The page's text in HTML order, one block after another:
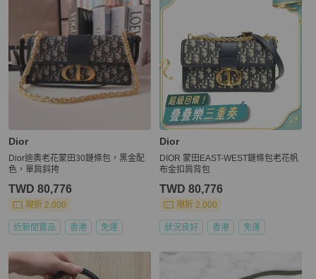
Dior
Dior迪奧老花蒙田30鏈條包，黑金配
色，單肩斜挎
TWD 80,776
現折 2,000
近新閒置品 香港 免運
Dior
DIOR 蒙田EAST-WEST鏈條包老花帆
布金扣肩背包
TWD 80,776
現折 2,000
狀況良好 香港 免運